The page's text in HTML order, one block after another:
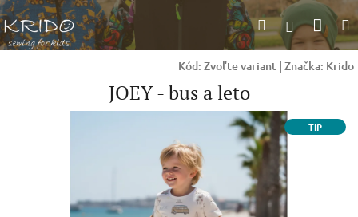
Prejsť
na
obsah
Hľadať
Kód: Zvoľte variant | Značka: Krido
JOEY - bus a leto
TIP